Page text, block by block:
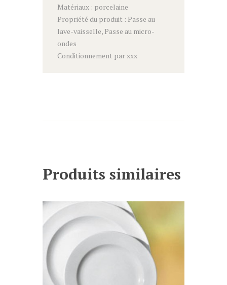
Matériaux : porcelaine
Propriété du produit : Passe au
lave-vaisselle, Passe au micro-
ondes
Conditionnement par xxx
Produits similaires